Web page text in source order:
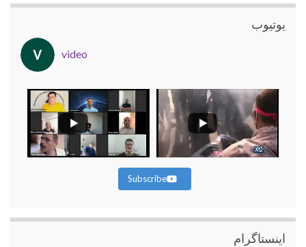
یوتیوب
video
Subscribe
اینستاگرام